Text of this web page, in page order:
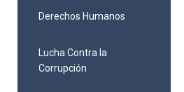
Derechos Humanos
Lucha Contra la
Corrupción